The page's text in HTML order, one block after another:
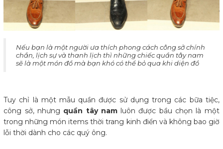
Nếu bạn là một người ưa thích phong cách công sở chính
chắn, lịch sự và thanh lịch thì những chiếc quần tây nam
sẽ là một món đồ mà bạn khó có thể bỏ qua khi diện đồ
Tuy chỉ là một mẫu quần được sử dụng trong các bữa tiệc,
công sở, nhưng quần tây namluôn được bầu chọn là một
trong những món items thời trang kinh điển và không bao giờ
lỗi thời dành cho các quý ông.